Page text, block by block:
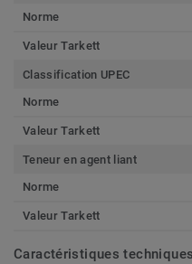
Norme
Valeur Tarkett
Classification UPEC
Norme
Valeur Tarkett
Teneur en agent liant
Norme
Valeur Tarkett
Caractéristiques